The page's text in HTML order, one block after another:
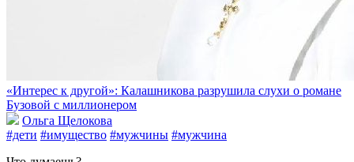
«Интерес к другой»: Калашникова разрушила слухи о романе
Бузовой с миллионером
Ольга Щелокова
#дети #имущество #мужчины #мужчина